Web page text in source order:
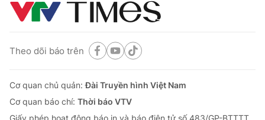
Theo dõi báo trên
Cơ quan chủ quản:Đài Truyền hình Việt Nam
Cơ quan báo chí: Thời báo VTV